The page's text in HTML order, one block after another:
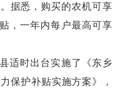
据悉，购买的农机可享
，一年内每户最高可享
适时出台实施了《东乡
保护补贴实施方案》，